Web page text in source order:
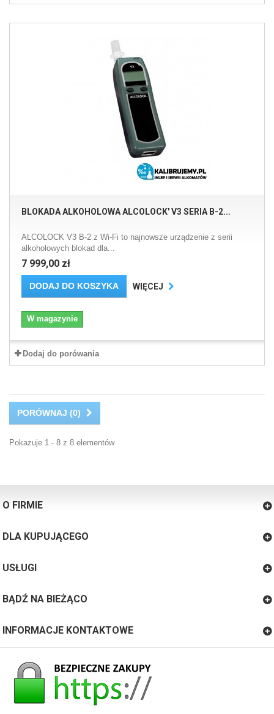
BLOKADA ALKOHOLOWA ALCOLOCK' V3 SERIA B-2...
ALCOLOCK V3 B-2 z Wi-Fi to najnowsze urządzenie z serii
alkoholowych blokad dla...
7 999,00 zł
DODAJ DO KOSZYKA WIĘCEJ
W magazynie
Dodaj do porówania
PORÓWNAJ (0)
Pokazuje 1 - 8 z 8 elementów
O FIRMIE
DLA KUPUJĄCEGO
USŁUGI
BĄDŹ NA BIEŻĄCO
INFORMACJE KONTAKTOWE